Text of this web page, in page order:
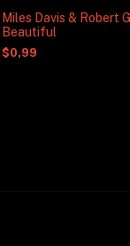
Miles Davis & Robert Glasper - Everything's
Beautiful
$0,99